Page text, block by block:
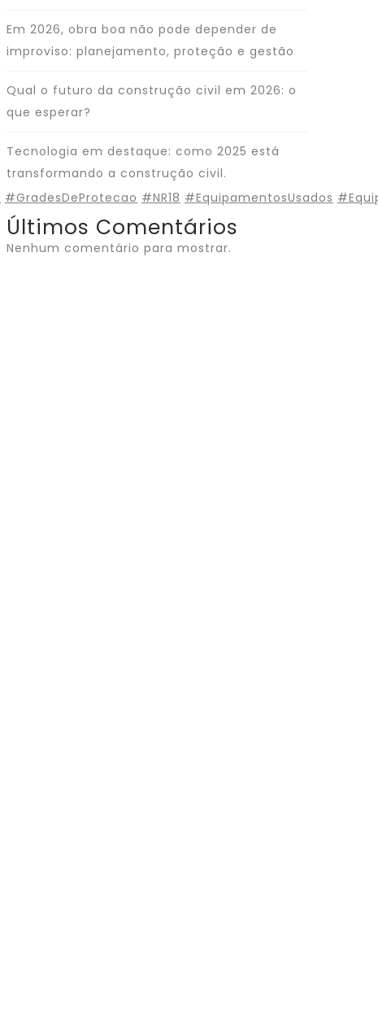
#GradesDeProtecao #NR18 #EquipamentosUsados
Em 2026, obra boa não pode depender de
improviso: planejamento, proteção e gestão
Qual o futuro da construção civil em 2026: o
que esperar?
Tecnologia em destaque: como 2025 está
transformando a construção civil.
Últimos Comentários
Nenhum comentário para mostrar.